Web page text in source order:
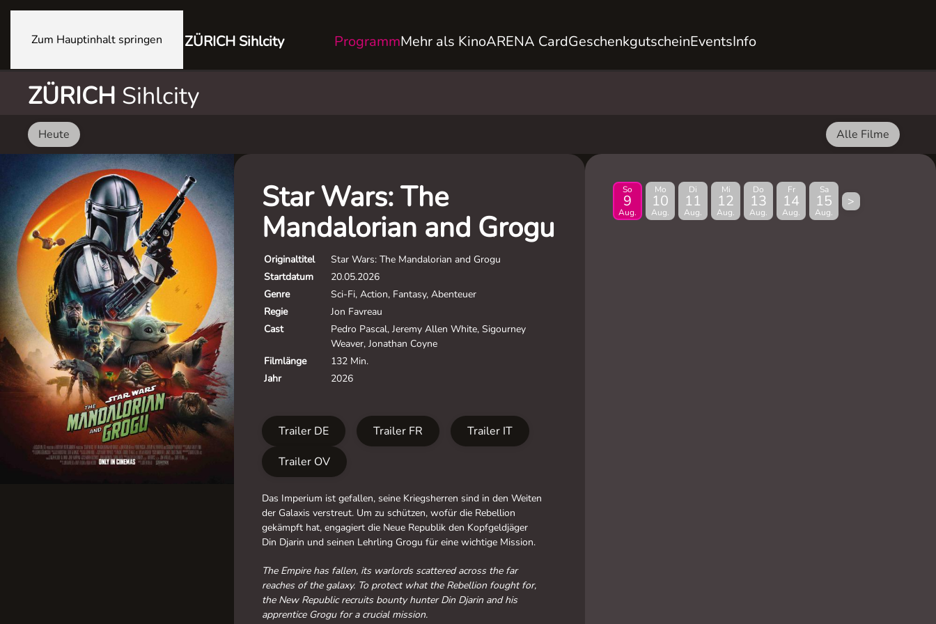
Zum Hauptinhalt springen ZÜRICH Sihlcity ProgrammMehr als KinoARENA CardGeschenkgutscheinEventsInfo
ZÜRICH Sihlcity
Heute Alle Filme
Star Wars: The
Mandalorian and Grogu
Originaltitel
Star Wars: The Mandalorian and Grogu
Startdatum
20.05.2026
Genre
Sci-Fi, Action, Fantasy, Abenteuer
Regie
Jon Favreau
Cast
Pedro Pascal, Jeremy Allen White, Sigourney
Weaver, Jonathan Coyne
Filmlänge
132 Min.
Jahr
2026
Trailer DE Trailer FR
Trailer IT
Trailer OV
Das Imperium ist gefallen, seine Kriegsherren sind in den Weiten
der Galaxis verstreut. Um zu schützen, wofür die Rebellion
gekämpft hat, engagiert die Neue Republik den Kopfgeldjäger
Din Djarin und seinen Lehrling Grogu für eine wichtige Mission.
The Empire has fallen, its warlords scattered across the far
reaches of the galaxy. To protect what the Rebellion fought for,
the New Republic recruits bounty hunter Din Djarin and his
apprentice Grogu for a crucial mission.
So
9
Aug.
Mo
10
Aug.
Di
11
Aug.
Mi
12
Aug.
Do
13
Aug.
Fr
14
Aug.
Sa
15
Aug.
>